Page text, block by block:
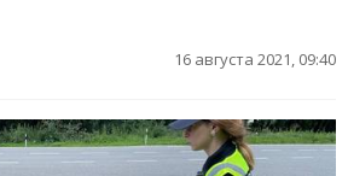
16 августа 2021, 09:40